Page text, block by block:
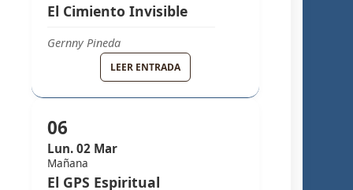
El Cimiento Invisible
Gernny Pineda
LEER ENTRADA
06
Lun. 02 Mar
Mañana
El GPS Espiritual